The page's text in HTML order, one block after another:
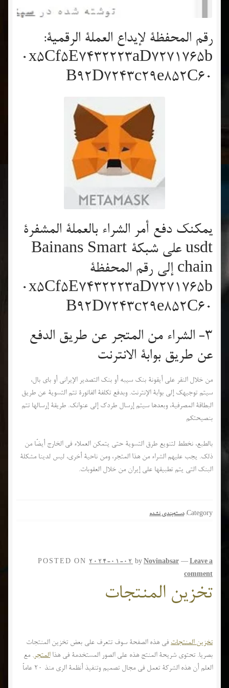
رقم المحفظة لإيداع العملة الرقمية:
0x5Cf5E7432223aD7271765b
B92D7243c29e852C60
يمكنك دفع أمر الشراء بالعملة المشفرة
usdt على شبكة Bainans Smart
chain إلى رقم المحفظة
0x5Cf5E7432223aD7271765b
B92D7243c29e852C60
3- الشراء من المتجر عن طريق الدفع
عن طريق بوابة الانترنت
من خلال النقر على أيقونة بنك سيبه أو بنك التصدير الإيراني أو باي بال،
سيتم توجيهك إلى بوابة الإنترنت. وبدفع تكلفة الفاتورة تتم التسوية عن طريق
البطاقة المصرفية، وبعدها سيتم إرسال طردك إلى عنوانك. طريقة إرسالها تتم
بنصيحتكم
بالطبع، نخطط لتنويع طرق التسوية حتى يتمكن العملاء في الخارج أيضًا من
ذلك. يجب عليهم الشراء من هذا المتجر، ومن ناحية أخرى، ليس لدينا مشكلة
البنك التي يتم تطبيقها على إيران من خلال العقوبات.
Category: دسته‌بندی نشده
POSTED ON 2024-01-02 by Novinabsar — Leave a
comment
تخزین المنتجات
تخزین المنتجات في هذه الصفحة سوف تتعرف على بعض تخزین المنتجات
بصريا. تحتوي شريحة المنتج هذه على الصور المستخدمة في هذاالمتجر. مع
العلم أن هذه الشركة تعمل في مجال تصميم وتنفيذ أنظمة الري منذ 20 عاماً